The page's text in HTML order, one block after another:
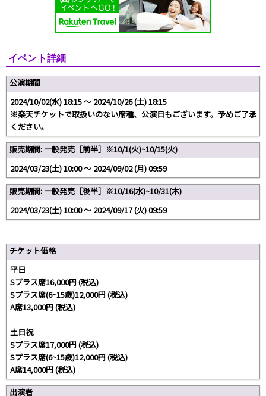
イベント詳細
公演期間
2024/10/02(水) 18:15 〜 2024/10/26 (土) 18:15
※楽天チケットで取扱いのない席種、公演日もございます。予めご了承
ください。
販売期間: 一般発売［前半］※10/1(火)~10/15(火)
2024/03/23(土) 10:00 〜 2024/09/02 (月) 09:59
販売期間: 一般発売［後半］※10/16(水)~10/31(木)
2024/03/23(土) 10:00 〜 2024/09/17 (火) 09:59
チケット価格
平日
Sプラス席16,000円 (税込)
Sプラス席(6~15歳)12,000円 (税込)
A席13,000円 (税込)
土日祝
Sプラス席17,000円 (税込)
Sプラス席(6~15歳)12,000円 (税込)
A席14,000円 (税込)
出演者